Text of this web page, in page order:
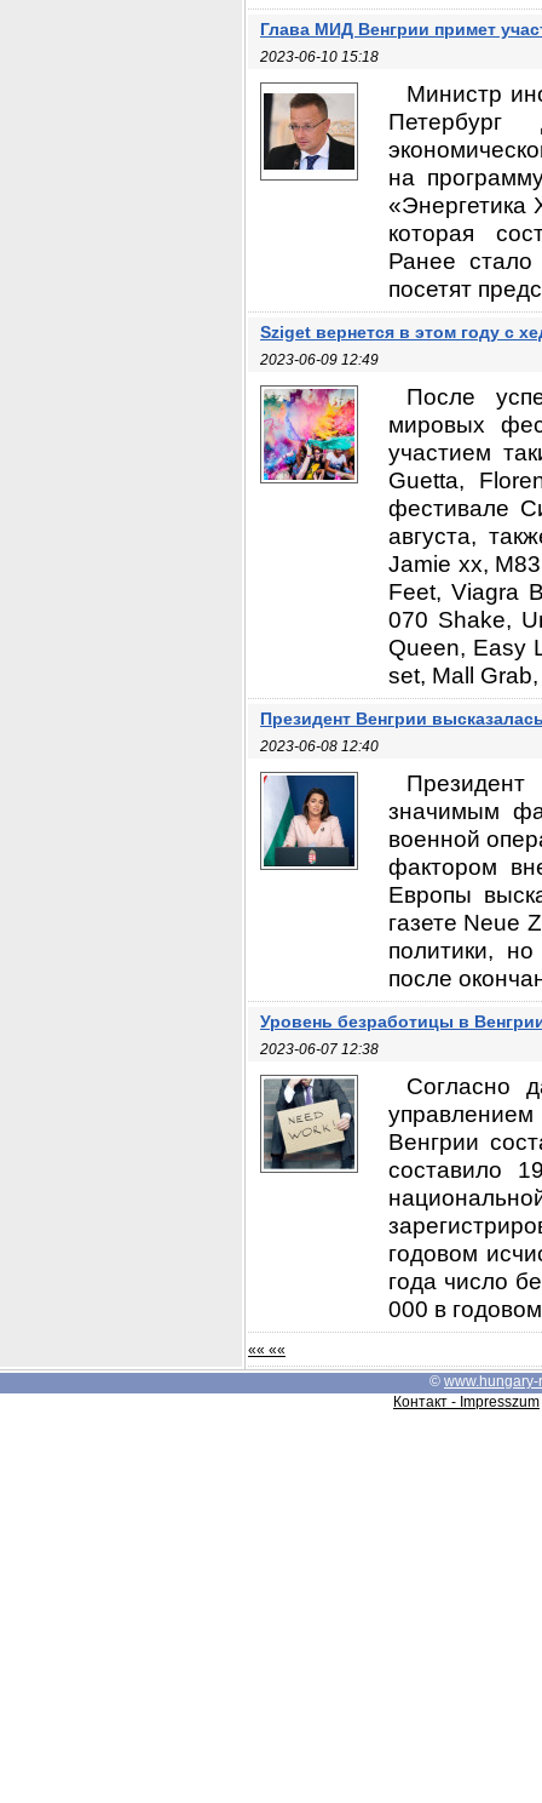
Глава МИД Венгрии примет
2023-06-10 15:18
Министр
на
«Энергетика
которая
Ранее
посетят
Sziget вернется в этом году с
2023-06-09 12:49
После
мировых
участием
Guetta,
фестивале
августа,
Jamie xx,
Feet, Viagra
070 Shake,
Queen, Easy
set, Mall Grab,
Президент Венгрии
2023-06-08 12:40
значимым
военной
фактором
Европы
газете Neue
политики,
после
Уровень безработицы в
2023-06-07 12:38
Согласно
Венгрии
составило
годовом
года число
000 в
«« ««
© www.hungary-
Контакт - Impresszum